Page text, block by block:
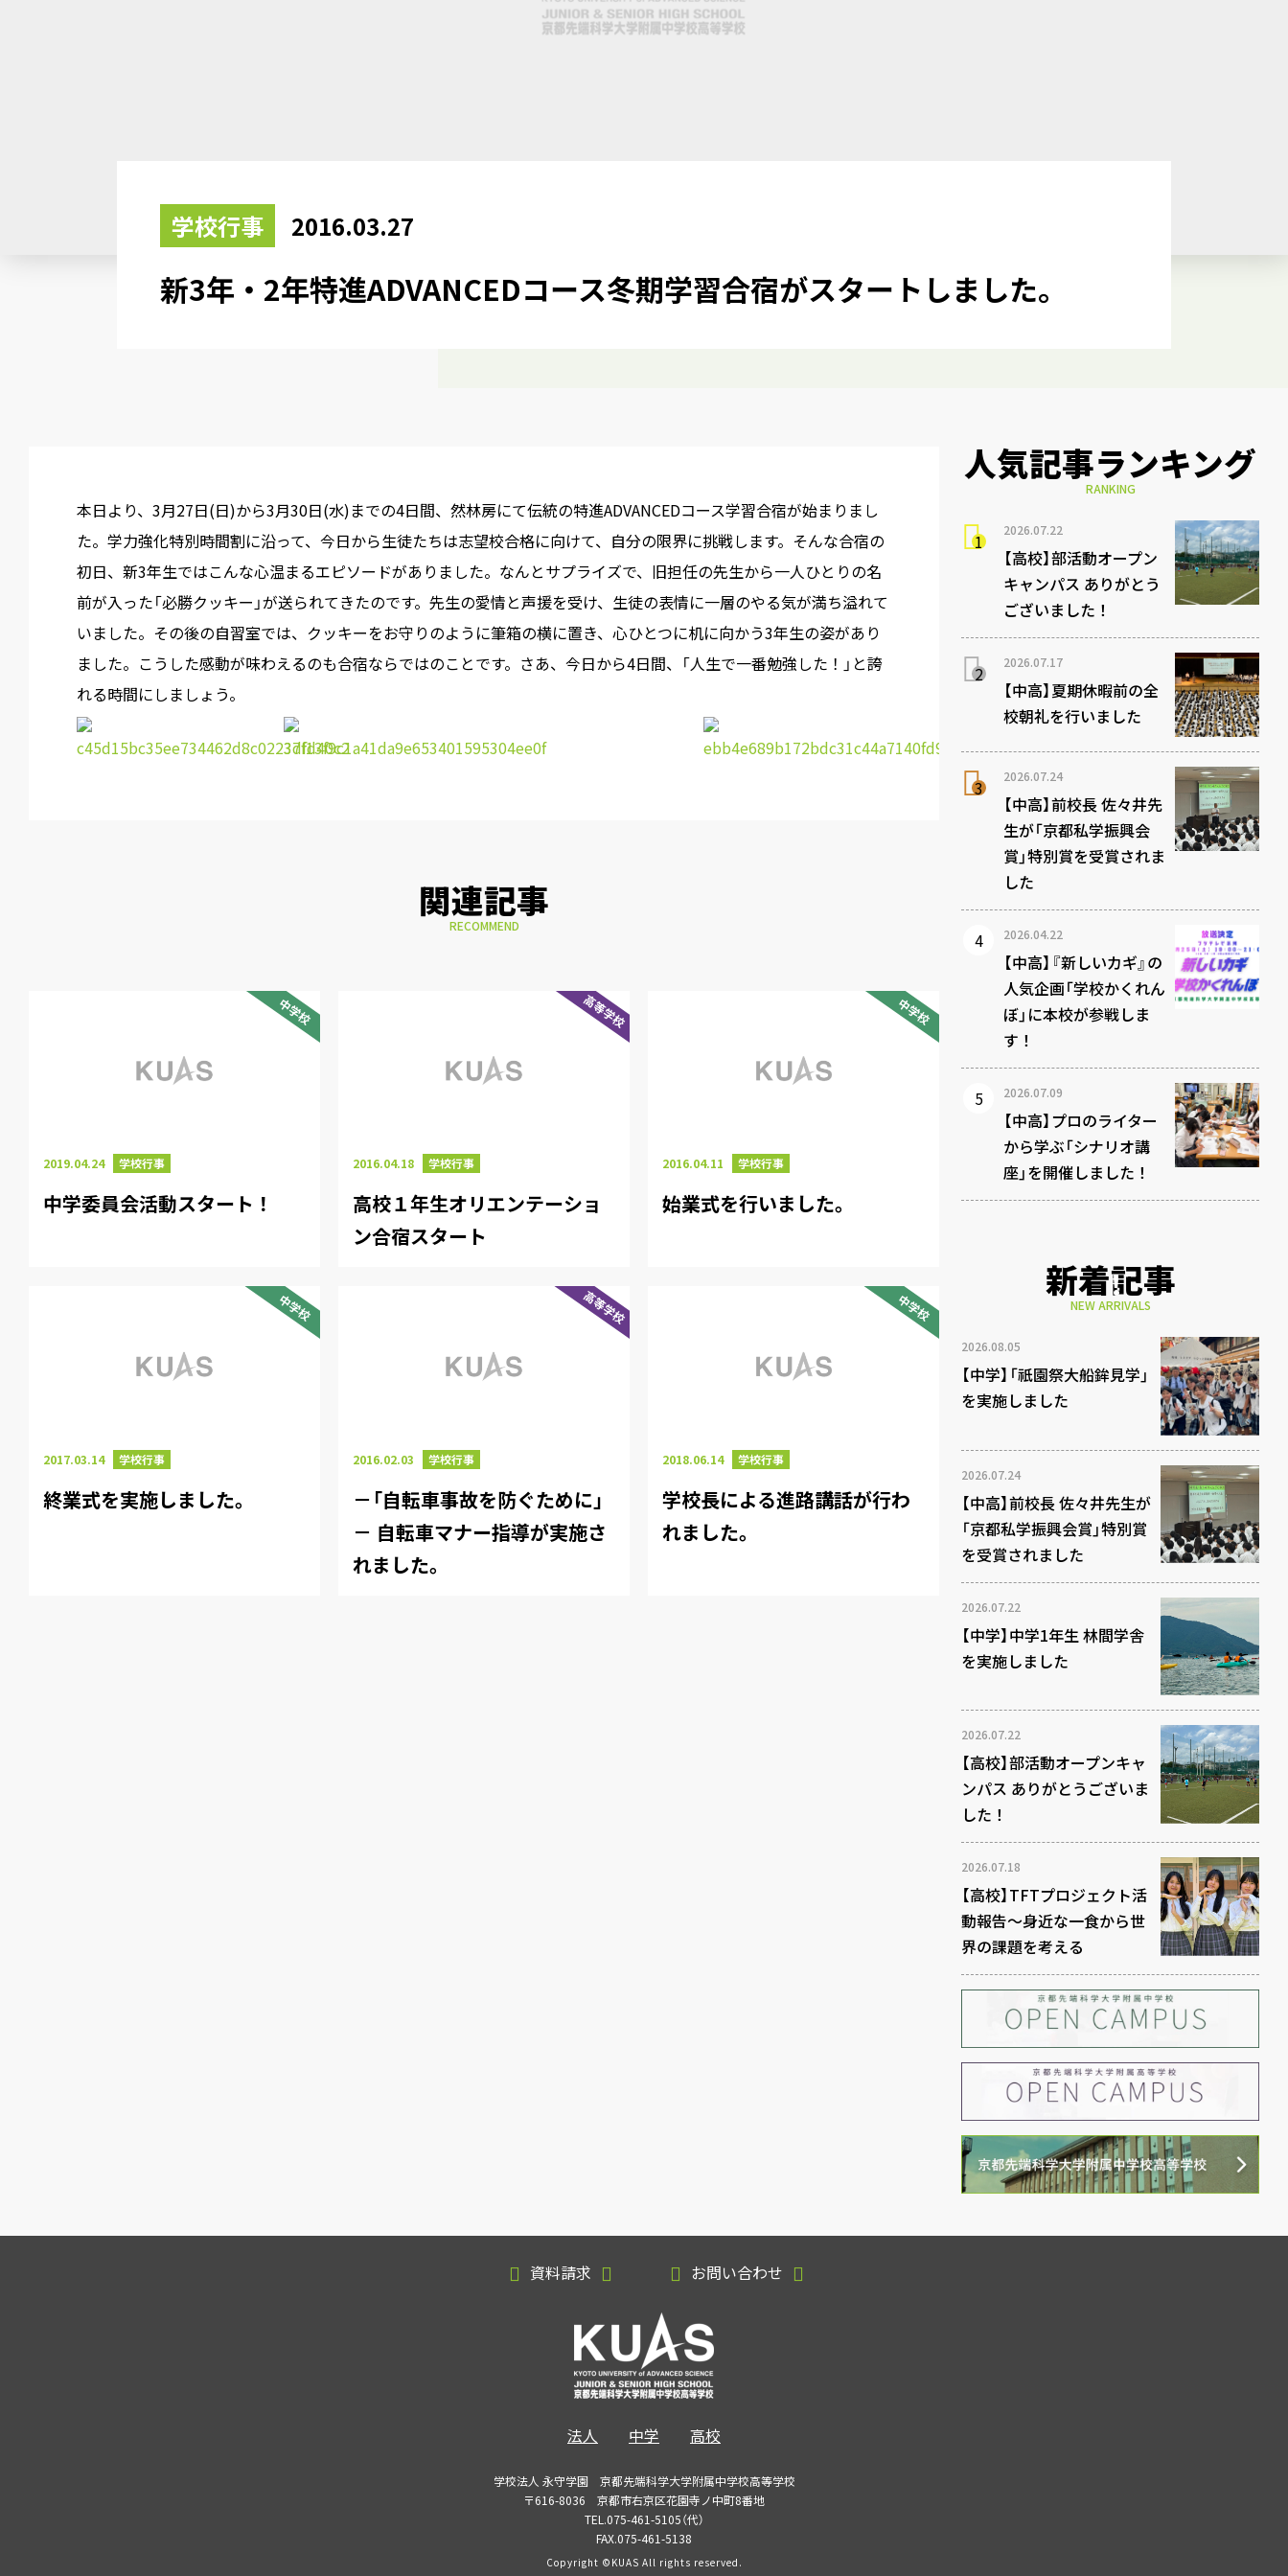
学校行事 2016.03.27
新3年・2年特進ADVANCEDコース冬期学習合宿がスタートしました。
本日より、3月27日(日)から3月30日(水)までの4日間、然林房にて伝統の特進ADVANCEDコース学習合宿が始まりまし
た。学力強化特別時間割に沿って、今日から生徒たちは志望校合格に向けて、自分の限界に挑戦します。そんな合宿の
初日、新3年生ではこんな心温まるエピソードがありました。なんとサプライズで、旧担任の先生から一人ひとりの名
前が入った「必勝クッキー」が送られてきたのです。先生の愛情と声援を受け、生徒の表情に一層のやる気が満ち溢れて
いました。その後の自習室では、クッキーをお守りのように筆箱の横に置き、心ひとつに机に向かう3年生の姿があり
ました。こうした感動が味わえるのも合宿ならではのことです。さあ、今日から4日間、「人生で一番勉強した！」と誇
れる時間にしましょう。
関連記事
RECOMMEND
中学校
2019.04.24 学校行事
中学委員会活動スタート！
高等学校
2016.04.18 学校行事
高校１年生オリエンテーショ
ン合宿スタート
中学校
2016.04.11 学校行事
始業式を行いました。
中学校
2017.03.14 学校行事
終業式を実施しました。
高等学校
2016.02.03 学校行事
－「自転車事故を防ぐために」
－ 自転車マナー指導が実施さ
れました。
中学校
2018.06.14 学校行事
学校長による進路講話が行わ
れました。
人気記事ランキング
RANKING
2026.07.22
【高校】部活動オープン
キャンパス ありがとう
ございました！
2026.07.17
【中高】夏期休暇前の全
校朝礼を行いました
2026.07.24
【中高】前校長 佐々井先
生が「京都私学振興会
賞」特別賞を受賞されま
した
2026.04.22
【中高】『新しいカギ』の
人気企画「学校かくれん
ぼ」に本校が参戦しま
す！
2026.07.09
【中高】プロのライター
から学ぶ「シナリオ講
座」を開催しました！
新着記事
NEW ARRIVALS
2026.08.05
【中学】「祇園祭大船鉾見学」
を実施しました
2026.07.24
【中高】前校長 佐々井先生が
「京都私学振興会賞」特別賞
を受賞されました
2026.07.22
【中学】中学1年生 林間学舎
を実施しました
2026.07.22
【高校】部活動オープンキャ
ンパス ありがとうございま
した！
2026.07.18
【高校】TFTプロジェクト活
動報告～身近な一食から世
界の課題を考える
資料請求 お問い合わせ
法人 中学 高校
学校法人 永守学園 京都先端科学大学附属中学校高等学校
〒616-8036 京都市右京区花園寺ノ中町8番地
TEL.075-461-5105（代）
FAX.075-461-5138
Copyright ©KUAS All rights reserved.